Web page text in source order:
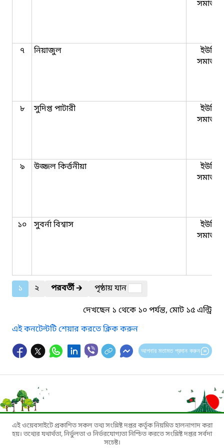
৭ নিয়াজুল
৮ সুদিপ্ত পাটারী
৯ উজ্জল কির্ত্তনীয়া
১০ সুবর্না বিশ্বাস
১ ২ পরবর্তী🡲
পৃষ্ঠায় যান
দেখছেন ১ থেকে ১০ পর্যন্ত, মোট ১৫ এন্ট্রি
এই কনটেন্টটি শেয়ার করতে ক্লিক করুন
আপনার মতামত প্রদান করুন
এই ওয়েবসাইটে প্রকাশিত সকল তথ্য সংশ্লিষ্ট দপ্তর কর্তৃক নিয়মিত হালনাগাদ করা
হয়। তথ্যের যথার্থতা, নির্ভুলতা ও নির্ভরযোগ্যতা নিশ্চিত করতে সংশ্লিষ্ট দপ্তর সর্বদা
সচেষ্ট।